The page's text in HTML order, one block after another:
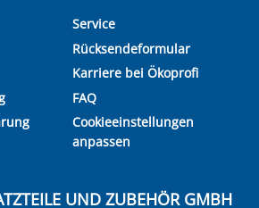
Service
Rücksendeformular
Karriere bei Ökoprofi
FAQ
Cookieeinstellungen
anpassen
UND ZUBEHÖR GMBH